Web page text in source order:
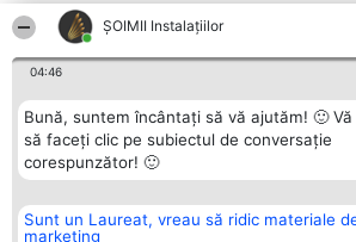
ŞOIMII Instalaţiilor
04:46
Bună, suntem încântați să vă ajutăm! 🙂 Vă
să faceți clic pe subiectul de conversație
corespunzător! 🙂
Sunt un Laureat, vreau să ridic materiale
marketing
Organizator Ranking
BRIGHT SOLUTIONS BR SRL
Plebiscyt